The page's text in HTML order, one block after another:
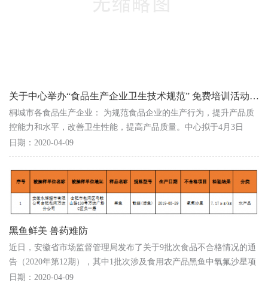
关于中心举办“食品生产企业卫生技术规范” 免费培训活动的通知
桐城市各食品生产企业： 为规范食品企业的生产行为，提升产品质
控能力和水平，改善卫生性能，提高产品质量。中心拟于4月3日
（本周五）上午举办食品生产企业卫生技术规范培训活...
日期：2020-04-09
黑鱼鲜美 兽药难防
近日，安徽省市场监督管理局发布了关于9批次食品不合格情况的通
告（2020年第12期），其中1批次涉及食用农产品黑鱼中氧氟沙星项
目不合格。 氧氟沙星属于氟喹诺酮类药物，因抗菌谱...
日期：2020-04-09